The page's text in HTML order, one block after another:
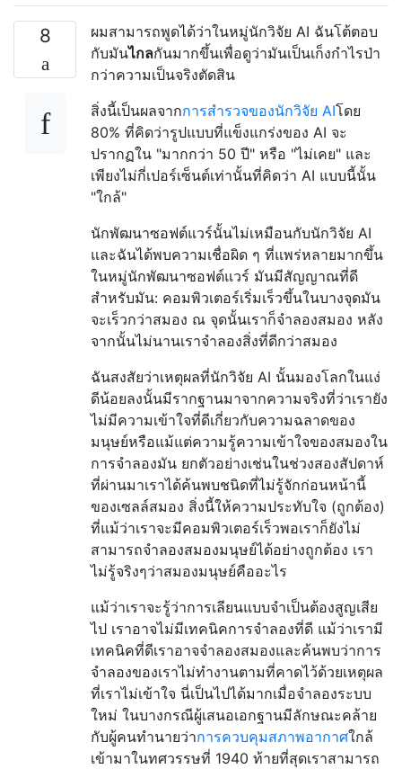
8
ผมสามารถพูดได้ว่าในหมู่นักวิจัย AI ฉันโต้ตอบ
กับมันไกลกันมากขึ้นเพื่อดูว่ามันเป็นเก็งกำไรป่า
กว่าความเป็นจริงตัดสิน
สิ่งนี้เป็นผลจากการสำรวจของนักวิจัย AIโดย
80% ที่คิดว่ารูปแบบที่แข็งแกร่งของ AI จะ
ปรากฏใน "มากกว่า 50 ปี" หรือ "ไม่เคย" และ
เพียงไม่กี่เปอร์เซ็นต์เท่านั้นที่คิดว่า AI แบบนี้นั้น
"ใกล้"
นักพัฒนาซอฟต์แวร์นั้นไม่เหมือนกับนักวิจัย AI
และฉันได้พบความเชื่อผิด ๆ ที่แพร่หลายมากขึ้น
ในหมู่นักพัฒนาซอฟต์แวร์ มันมีสัญญาณที่ดี
สำหรับมัน: คอมพิวเตอร์เริ่มเร็วขึ้นในบางจุดมัน
จะเร็วกว่าสมอง ณ จุดนั้นเราก็จำลองสมอง หลัง
จากนั้นไม่นานเราจำลองสิ่งที่ดีกว่าสมอง
ฉันสงสัยว่าเหตุผลที่นักวิจัย AI นั้นมองโลกในแง่
ดีน้อยลงนั้นมีรากฐานมาจากความจริงที่ว่าเรายัง
ไม่มีความเข้าใจที่ดีเกี่ยวกับความฉลาดของ
มนุษย์หรือแม้แต่ความรู้ความเข้าใจของสมองใน
การจำลองมัน ยกตัวอย่างเช่นในช่วงสองสัปดาห์
ที่ผ่านมาเราได้ค้นพบชนิดที่ไม่รู้จักก่อนหน้านี้
ของเซลล์สมอง สิ่งนี้ให้ความประทับใจ (ถูกต้อง)
ที่แม้ว่าเราจะมีคอมพิวเตอร์เร็วพอเราก็ยังไม่
สามารถจำลองสมองมนุษย์ได้อย่างถูกต้อง เรา
ไม่รู้จริงๆว่าสมองมนุษย์คืออะไร
แม้ว่าเราจะรู้ว่าการเลียนแบบจำเป็นต้องสูญเสีย
ไป เราอาจไม่มีเทคนิคการจำลองที่ดี แม้ว่าเรามี
เทคนิคที่ดีเราอาจจำลองสมองและค้นพบว่าการ
จำลองของเราไม่ทำงานตามที่คาดไว้ด้วยเหตุผล
ที่เราไม่เข้าใจ นี่เป็นไปได้มากเมื่อจำลองระบบ
ใหม่ ในบางกรณีผู้เสนอเอกฐานมีลักษณะคล้าย
กับผู้คนทำนายว่าการควบคุมสภาพอากาศใกล้
เข้ามาในทศวรรษที่ 1940 ท้ายที่สุดเราสามารถ